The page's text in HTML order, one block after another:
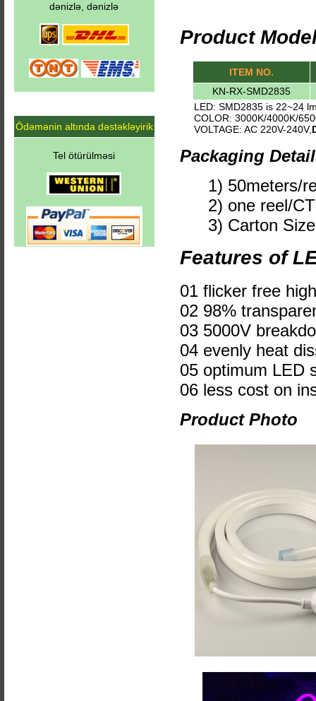
Product
ITEM NO.
KN-RX-SMD2835
LED: SMD2835 is 22~24
COLOR: 3000K/4000K/
VOLTAGE: AC 220V-240V,
Packaging
1) 50meters/
2) one reel/
3) Carton
Features of
01 flicker free
02 98%
03 5000V
04 evenly heat
05 optimum LED
06 less cost on
Product Photo
dənizlə, dənizlə
Ödəmənin altında dəstəkləyirik
Tel ötürülməsi